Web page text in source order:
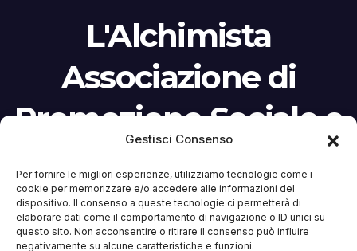
Gestisci Consenso
Per fornire le migliori esperienze, utilizziamo tecnologie come i
cookie per memorizzare e/o accedere alle informazioni del
dispositivo. Il consenso a queste tecnologie ci permetterà di
elaborare dati come il comportamento di navigazione o ID unici su
questo sito. Non acconsentire o ritirare il consenso può influire
negativamente su alcune caratteristiche e funzioni.
L'Alchimista
Associazione di
Promozione Sociale e
Culturale
L’ALCHIMISTA NON percepisce ed è contraria
ai finanziamenti pubblici (anche il 5 per mille).
La sua forza sono iscrizioni e contributi donati